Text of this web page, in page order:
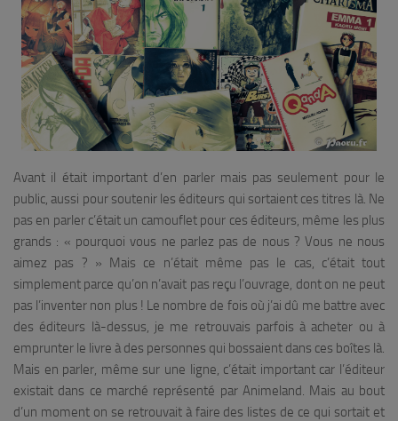
Avant il était important d’en parler mais pas seulement pour le
public, aussi pour soutenir les éditeurs qui sortaient ces titres là. Ne
pas en parler c’était un camouflet pour ces éditeurs, même les plus
grands : « pourquoi vous ne parlez pas de nous ? Vous ne nous
aimez pas ? » Mais ce n’était même pas le cas, c’était tout
simplement parce qu’on n’avait pas reçu l’ouvrage, dont on ne peut
pas l’inventer non plus ! Le nombre de fois où j’ai dû me battre avec
des éditeurs là-dessus, je me retrouvais parfois à acheter ou à
emprunter le livre à des personnes qui bossaient dans ces boîtes là.
Mais en parler, même sur une ligne, c’était important car l’éditeur
existait dans ce marché représenté par Animeland. Mais au bout
d’un moment on se retrouvait à faire des listes de ce qui sortait et